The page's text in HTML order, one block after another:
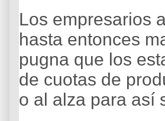
Los empresarios
hasta entonces
pugna que los
de cuotas de
o al alza para así